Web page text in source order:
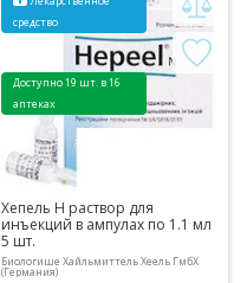
средство
Доступно 19 шт. в 16
аптеках
Хепель Н раствор для
инъекций в ампулах по 1.1 мл
5 шт.
Биологише Хайльмиттель Хеель ГмбХ
(Германия)